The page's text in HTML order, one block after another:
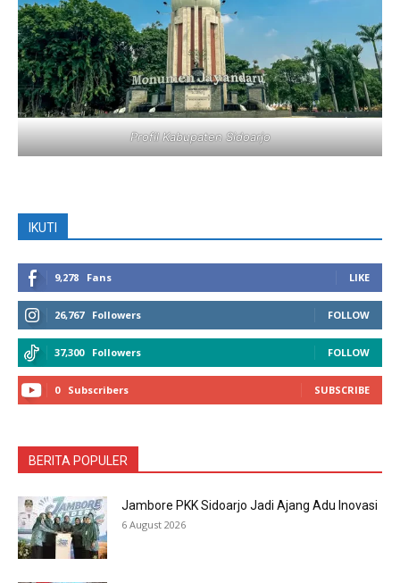
Profil Kabupaten Sidoarjo
IKUTI
9,278 Fans LIKE
26,767 Followers FOLLOW
37,300 Followers FOLLOW
0 Subscribers SUBSCRIBE
BERITA POPULER
Jambore PKK Sidoarjo Jadi Ajang Adu Inovasi
6 August 2026